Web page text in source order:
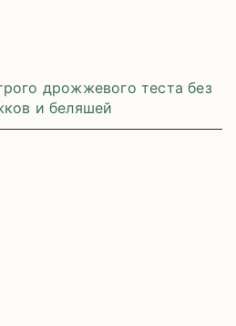
дрожжевого теста без
и беляшей